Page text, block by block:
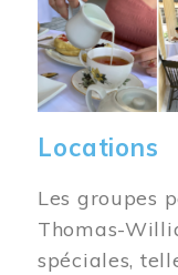
Locations
Les groupes
Thomas-
spéciales,